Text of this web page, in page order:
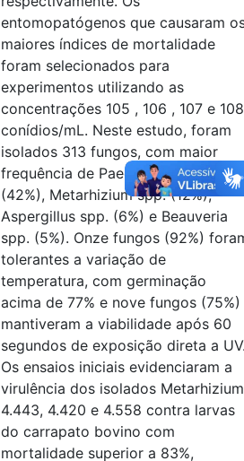
entomopatógenos que causaram
maiores índices de mortalidade
foram selecionados para
experimentos utilizando as
concentrações 105 , 106 , 107 e 108
conídios/mL. Neste estudo, foram
isolados 313 fungos, com maior
frequência de Paecilomyces spp.
(42%), Metarhizium spp. (12%),
Aspergillus spp. (6%) e Beauveria
spp. (5%). Onze fungos (92%)
tolerantes a variação de
temperatura, com germinação
acima de 77% e nove fungos (75%)
mantiveram a viabilidade após 60
segundos de exposição direta a
Os ensaios iniciais evidenciaram a
virulência dos isolados Metarhizium
4.443, 4.420 e 4.558 contra larvas
do carrapato bovino com
mortalidade superior a 83%,